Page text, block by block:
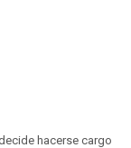
hacerse cargo